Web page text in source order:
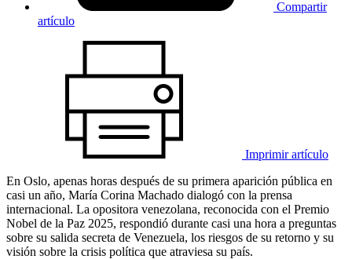
Compartir
artículo
Imprimir artículo
En Oslo, apenas horas después de su primera aparición pública en
casi un año, María Corina Machado dialogó con la prensa
internacional. La opositora venezolana, reconocida con el Premio
Nobel de la Paz 2025, respondió durante casi una hora a preguntas
sobre su salida secreta de Venezuela, los riesgos de su retorno y su
visión sobre la crisis política que atraviesa su país.